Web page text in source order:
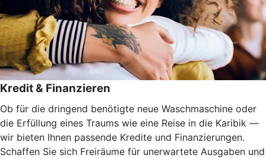
Kredit & Finanzieren
Ob für die dringend benötigte neue Waschmaschine oder
die Erfüllung eines Traums wie eine Reise in die Karibik —
wir bieten Ihnen passende Kredite und Finanzierungen.
Schaffen Sie sich Freiräume für unerwartete Ausgaben und